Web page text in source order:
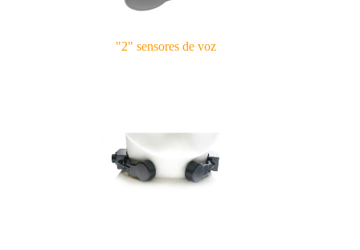
"2" sensores de voz